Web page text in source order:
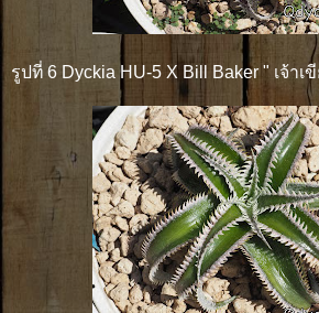
รูปที่ 6 Dyckia HU-5 X Bill Baker " เจ้าเ